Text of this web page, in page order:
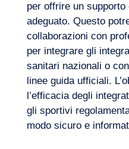
per offrire un
adeguato. Questo
collaborazioni con
per integrare gli
sanitari nazionali o
linee guida ufficiali.
l’efficacia degli
gli sportivi
modo sicuro e